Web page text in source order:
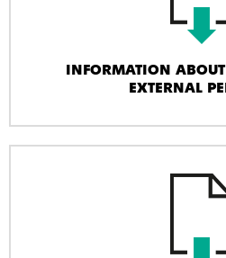
INFORMATION
EXTERNAL